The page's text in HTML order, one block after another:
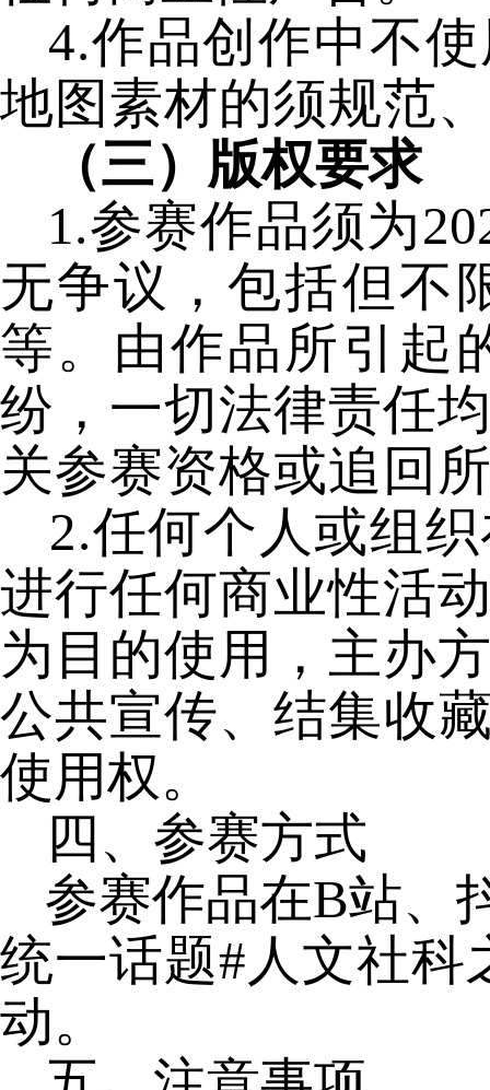
4.作品创作中不
地图素材的须规范
（三）版权要求
1.参赛作品须为
无争议，包括但不
等。由作品所引起
纷，一切法律责任
关参赛资格或追回
2.任何个人或组
进行任何商业性活
为目的使用，主办
公共宣传、结集收
使用权。
四、参赛方式
参赛作品在B站、
统一话题#人文社科
动。